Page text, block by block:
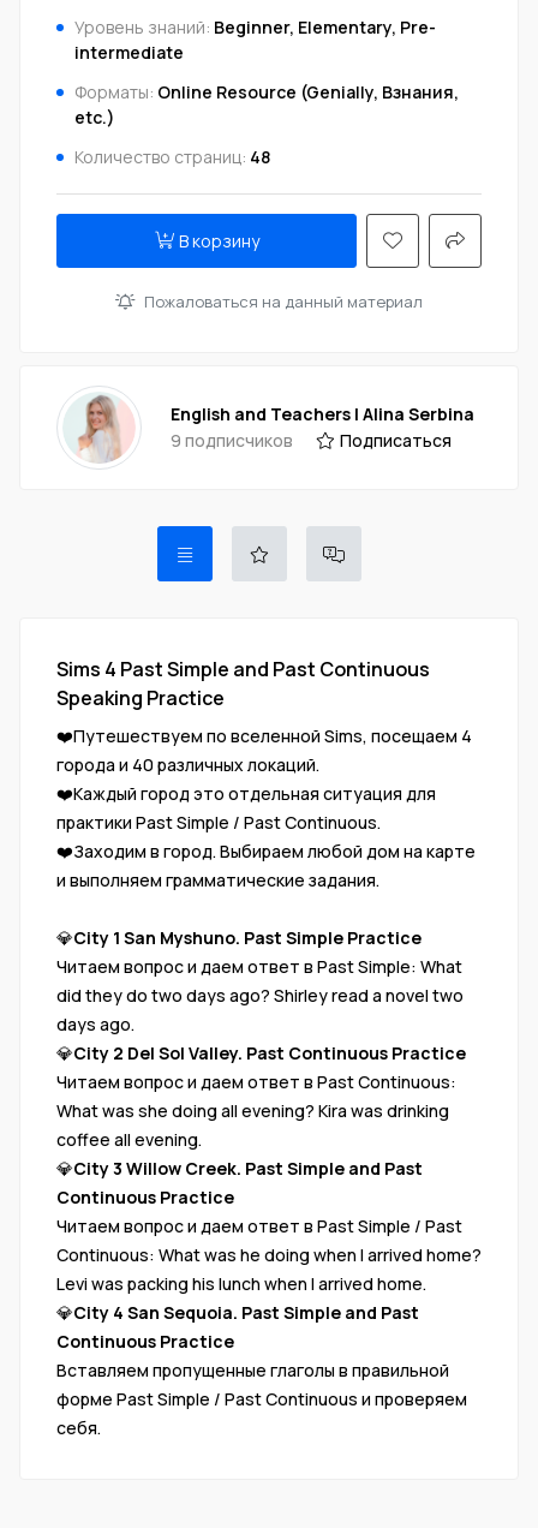
Уровень знаний: Beginner, Elementary, Pre-
intermediate
Форматы: Online Resource (Genially, Взнания,
etc.)
Количество страниц: 48
В корзину
Пожаловаться на данный материал
English and Teachers | Alina Serbina
9 подписчиков
Подписаться
Sims 4 Past Simple and Past Continuous
Speaking Practice
❤️Путешествуем по вселенной Sims, посещаем 4
города и 40 различных локаций.
❤️Каждый город это отдельная ситуация для
практики Past Simple / Past Continuous.
❤️Заходим в город. Выбираем любой дом на карте
и выполняем грамматические задания.
💎City 1 San Myshuno. Past Simple Practice
Читаем вопрос и даем ответ в Past Simple: What
did they do two days ago? Shirley read a novel two
days ago.
💎City 2 Del Sol Valley. Past Continuous Practice
Читаем вопрос и даем ответ в Past Continuous:
What was she doing all evening? Kira was drinking
coffee all evening.
💎City 3 Willow Creek. Past Simple and Past
Continuous Practice
Читаем вопрос и даем ответ в Past Simple / Past
Continuous: What was he doing when I arrived home?
Levi was packing his lunch when I arrived home.
💎City 4 San Sequoia. Past Simple and Past
Continuous Practice
Вставляем пропущенные глаголы в правильной
форме Past Simple / Past Continuous и проверяем
себя.